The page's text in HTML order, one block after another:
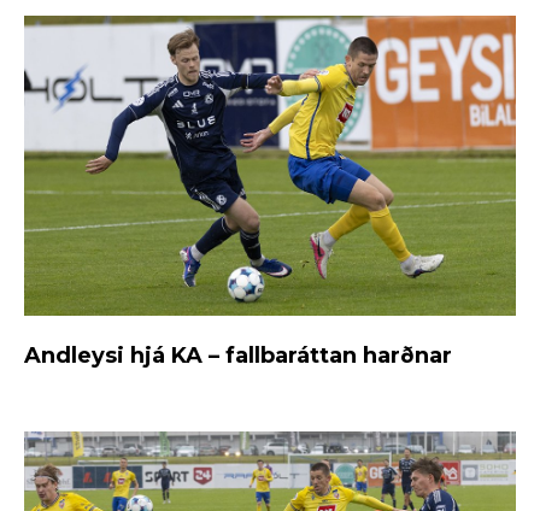
Andleysi hjá KA – fallbaráttan harðnar